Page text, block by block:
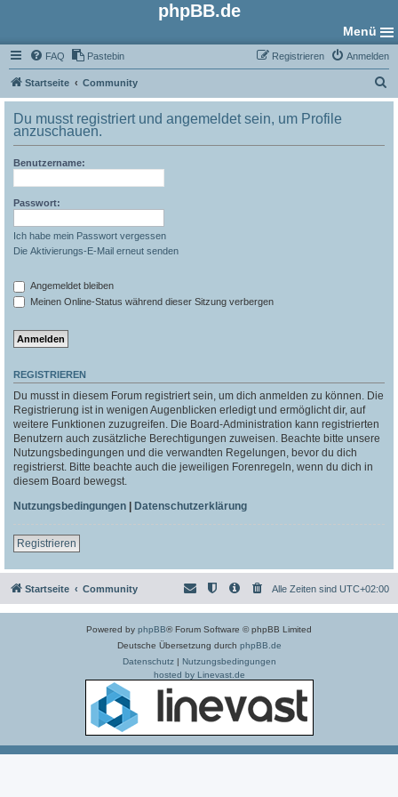
phpBB.de
Menü
FAQ Pastebin Anmelden
Registrieren
Startseite Community
u
Du musst registriert und angemeldet sein, um Profile
anzuschauen.
Benutzername:
Passwort:
Ich habe mein Passwort vergessen
Die Aktivierungs-E-Mail erneut senden
Angemeldet bleiben
Meinen Online-Status während dieser Sitzung verbergen
REGISTRIEREN
Du musst in diesem Forum registriert sein, um dich anmelden zu können. Die
Registrierung ist in wenigen Augenblicken erledigt und ermöglicht dir, auf
weitere Funktionen zuzugreifen. Die Board-Administration kann registrierten
Benutzern auch zusätzliche Berechtigungen zuweisen. Beachte bitte unsere
Nutzungsbedingungen und die verwandten Regelungen, bevor du dich
registrierst. Bitte beachte auch die jeweiligen Forenregeln, wenn du dich in
diesem Board bewegst.
Nutzungsbedingungen | Datenschutzerklärung
Registrieren
Startseite Community Alle Zeiten sind UTC+02:00
Powered by phpBB® Forum Software © phpBB Limited
Deutsche Übersetzung durch phpBB.de
Datenschutz| Nutzungsbedingungen
hosted by Linevast.de